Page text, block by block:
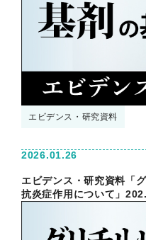
エビデンス・研究資料
2026.01.26
エビデンス・研究資料「
抗炎症作用について」